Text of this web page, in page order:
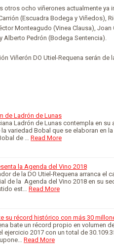
otros ocho viñerones actualmente ya
(Escuadra Bodega y Viñedos),
Monteagudo (Vinea Clausa),
Alberto Pedrón (Bodega Sentencia).
Viñerón DO Utiel-Requena serán de
de Ladrón de Lunas
Ladrón de Lunas contempla en
variedad Bobal que se elaboran en
de …
Read More
la Agenda del Vino 2018
de la DO Utiel-Requena arranca el
de la Agenda del Vino 2018 en su
est…
Read More
su récord histórico con más 30
bate un récord propio en volumen
ejercicio 2017 con un total de
Read More